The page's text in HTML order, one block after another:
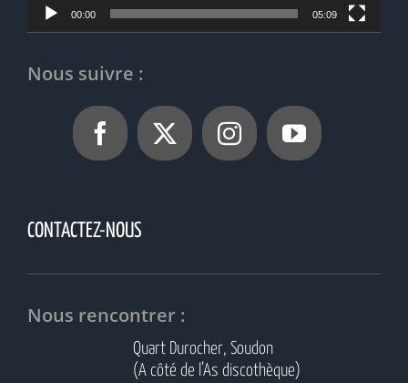
00:00 05:09
Nous suivre :
CONTACTEZ-NOUS
Nous rencontrer :
Quart Durocher, Soudon
(A côté de l’As discothèque)